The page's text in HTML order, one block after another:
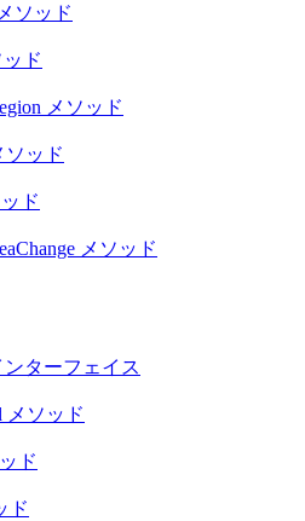
ソッド
ド
メソッド
ソッド
ド
メソッド
ンターフェイス
メソッド
ド
ド